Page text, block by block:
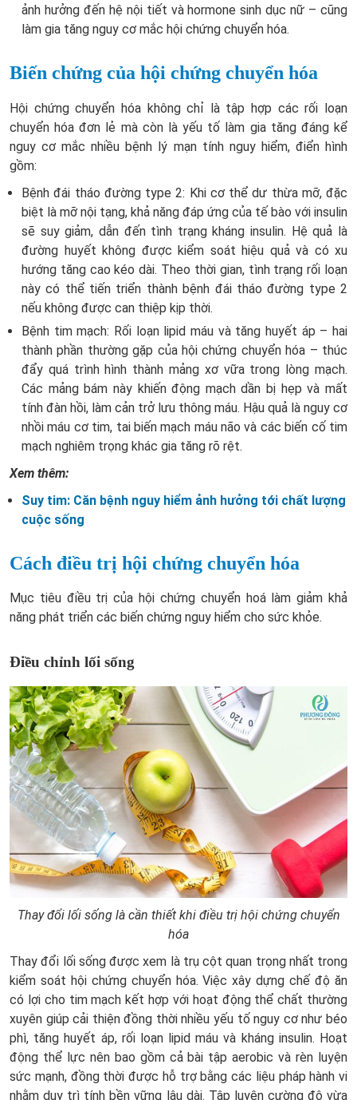
ảnh hưởng đến hệ nội tiết và hormone sinh dục nữ – cũng
làm gia tăng nguy cơ mắc hội chứng chuyển hóa.
Biến chứng của hội chứng chuyển hóa
Hội chứng chuyển hóa không chỉ là tập hợp các rối loạn
chuyển hóa đơn lẻ mà còn là yếu tố làm gia tăng đáng kể
nguy cơ mắc nhiều bệnh lý mạn tính nguy hiểm, điển hình
gồm:
Bệnh đái tháo đường type 2: Khi cơ thể dư thừa mỡ, đặc
biệt là mỡ nội tạng, khả năng đáp ứng của tế bào với insulin
sẽ suy giảm, dẫn đến tình trạng kháng insulin. Hệ quả là
đường huyết không được kiểm soát hiệu quả và có xu
hướng tăng cao kéo dài. Theo thời gian, tình trạng rối loạn
này có thể tiến triển thành bệnh đái tháo đường type 2
nếu không được can thiệp kịp thời.
Bệnh tim mạch: Rối loạn lipid máu và tăng huyết áp – hai
thành phần thường gặp của hội chứng chuyển hóa – thúc
đẩy quá trình hình thành mảng xơ vữa trong lòng mạch.
Các mảng bám này khiến động mạch dần bị hẹp và mất
tính đàn hồi, làm cản trở lưu thông máu. Hậu quả là nguy cơ
nhồi máu cơ tim, tai biến mạch máu não và các biến cố tim
mạch nghiêm trọng khác gia tăng rõ rệt.
Xem thêm:
Suy tim: Căn bệnh nguy hiểm ảnh hưởng tới chất lượng
cuộc sống
Cách điều trị hội chứng chuyển hóa
Mục tiêu điều trị của hội chứng chuyển hoá làm giảm khả
năng phát triển các biến chứng nguy hiểm cho sức khỏe.
Điều chỉnh lối sống
Thay đổi lối sống là cần thiết khi điều trị hội chứng chuyển
hóa
Thay đổi lối sống được xem là trụ cột quan trọng nhất trong
kiểm soát hội chứng chuyển hóa. Việc xây dựng chế độ ăn
có lợi cho tim mạch kết hợp với hoạt động thể chất thường
xuyên giúp cải thiện đồng thời nhiều yếu tố nguy cơ như béo
phì, tăng huyết áp, rối loạn lipid máu và kháng insulin. Hoạt
động thể lực nên bao gồm cả bài tập aerobic và rèn luyện
sức mạnh, đồng thời được hỗ trợ bằng các liệu pháp hành vi
nhằm duy trì tính bền vững lâu dài. Tập luyện cường độ vừa